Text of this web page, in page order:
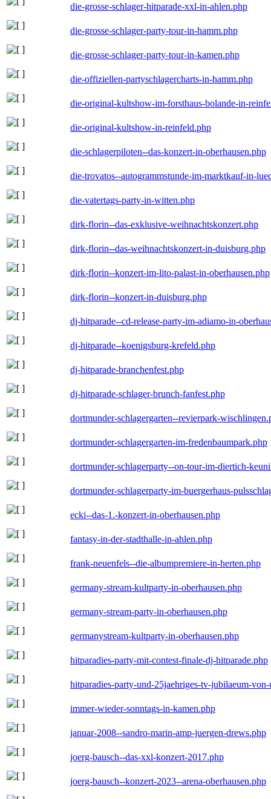
die-grosse-schlager-hitparade-xxl-in-ahlen.php
die-grosse-schlager-party-tour-in-hamm.php
die-grosse-schlager-party-tour-in-kamen.php
die-offiziellen-partyschlagercharts-in-hamm.php
die-original-kultshow-im-forsthaus-bolande-in-
die-original-kultshow-in-reinfeld.php
die-schlagerpiloten--das-konzert-in-oberhausen.php
die-trovatos--autogrammstunde-im-marktkauf-in-
die-vatertags-party-in-witten.php
dirk-florin--das-exklusive-weihnachtskonzert.php
dirk-florin--das-weihnachtskonzert-in-duisburg.php
dirk-florin--konzert-im-lito-palast-in-oberhausen.php
dirk-florin--konzert-in-duisburg.php
dj-hitparade--cd-release-party-im-adiamo-in-
dj-hitparade--koenigsburg-krefeld.php
dj-hitparade-branchenfest.php
dj-hitparade-schlager-brunch-fanfest.php
dortmunder-schlagergarten--revierpark-
dortmunder-schlagergarten-im-fredenbaumpark.php
dortmunder-schlagerparty--on-tour-im-diertich-
dortmunder-schlagerparty-im-buergerhaus-
ecki--das-1.-konzert-in-oberhausen.php
fantasy-in-der-stadthalle-in-ahlen.php
frank-neuenfels--die-albumpremiere-in-herten.php
germany-stream-kultparty-in-oberhausen.php
germany-stream-party-in-oberhausen.php
germanystream-kultparty-in-oberhausen.php
hitparadies-party-mit-contest-finale-dj-hitparade.php
hitparadies-party-und-25jaehriges-tv-jubilaeum-
immer-wieder-sonntags-in-kamen.php
januar-2008--sandro-marin-amp-juergen-drews.php
joerg-bausch--das-xxl-konzert-2017.php
joerg-bausch--konzert-2023--arena-oberhausen.php